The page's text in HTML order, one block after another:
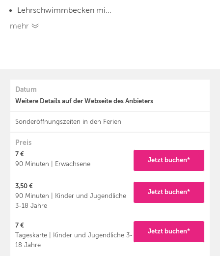
Lehrschwimmbecken mi...
mehr
Datum
Weitere Details auf der Webseite des Anbieters
Sonderöffnungszeiten in den Ferien
Preis
7 €
90 Minuten | Erwachsene
Jetzt buchen*
3,50 €
90 Minuten | Kinder und Jugendliche
3-18 Jahre
Jetzt buchen*
7 €
Tageskarte | Kinder und Jugendliche 3-
18 Jahre
Jetzt buchen*